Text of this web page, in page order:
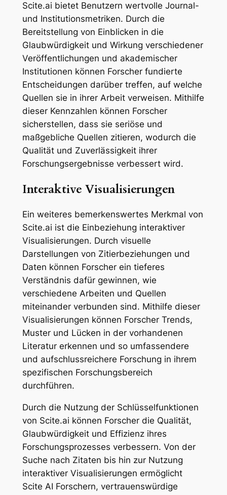
Scite.ai bietet Benutzern wertvolle Journal-
und Institutionsmetriken. Durch die
Bereitstellung von Einblicken in die
Glaubwürdigkeit und Wirkung verschiedener
Veröffentlichungen und akademischer
Institutionen können Forscher fundierte
Entscheidungen darüber treffen, auf welche
Quellen sie in ihrer Arbeit verweisen. Mithilfe
dieser Kennzahlen können Forscher
sicherstellen, dass sie seriöse und
maßgebliche Quellen zitieren, wodurch die
Qualität und Zuverlässigkeit ihrer
Forschungsergebnisse verbessert wird.
Interaktive Visualisierungen
Ein weiteres bemerkenswertes Merkmal von
Scite.ai ist die Einbeziehung interaktiver
Visualisierungen. Durch visuelle
Darstellungen von Zitierbeziehungen und
Daten können Forscher ein tieferes
Verständnis dafür gewinnen, wie
verschiedene Arbeiten und Quellen
miteinander verbunden sind. Mithilfe dieser
Visualisierungen können Forscher Trends,
Muster und Lücken in der vorhandenen
Literatur erkennen und so umfassendere
und aufschlussreichere Forschung in ihrem
spezifischen Forschungsbereich
durchführen.
Durch die Nutzung der Schlüsselfunktionen
von Scite.ai können Forscher die Qualität,
Glaubwürdigkeit und Effizienz ihres
Forschungsprozesses verbessern. Von der
Suche nach Zitaten bis hin zur Nutzung
interaktiver Visualisierungen ermöglicht
Scite AI Forschern, vertrauenswürdige